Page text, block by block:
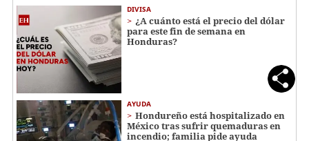
DIVISA
¿A cuánto está el precio del dólar
para este fin de semana en
Honduras?
AYUDA
Hondureño está hospitalizado en
México tras sufrir quemaduras en
incendio; familia pide ayuda